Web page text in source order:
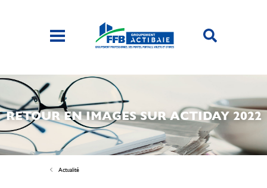
RETOUR EN IMAGES SUR ACTIDAY 2022
Actualité